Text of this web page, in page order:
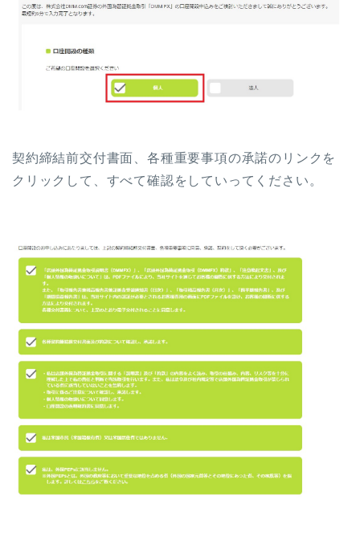
契約締結前交付書面、各種重要事項の承諾のリンクを
クリックして、すべて確認をしていってください。